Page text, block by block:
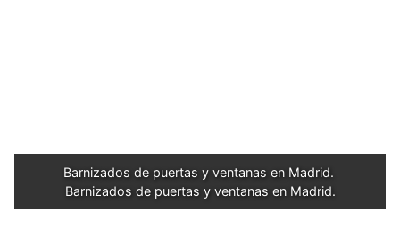
Barnizados de puertas y ventanas en Madrid.
Barnizados de puertas y ventanas en Madrid.